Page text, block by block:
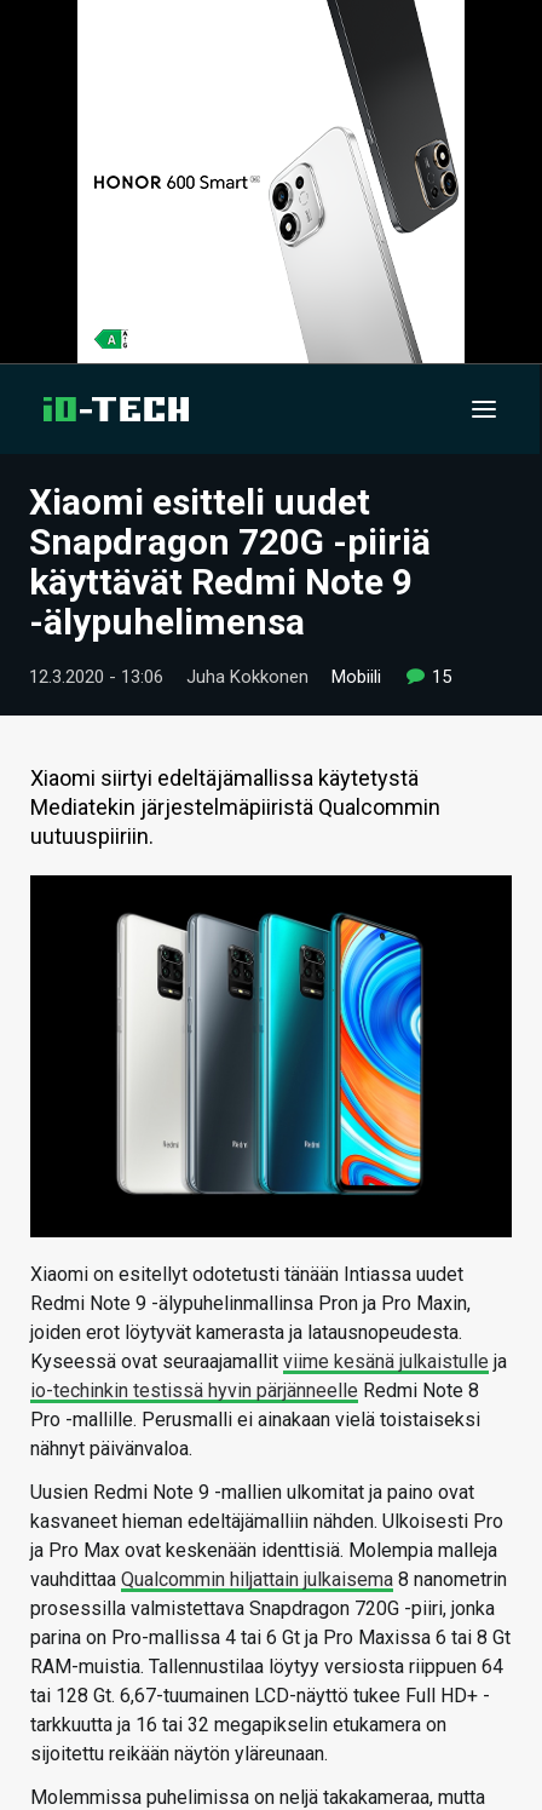
UUTISET
ARTIKKELIT
VIDEOT
TECHBBS
HINTA.FI
KAUPPA
VAIHDA TEEMA
Xiaomi esitteli uudet
Snapdragon 720G -piiriä
käyttävät Redmi Note 9
-älypuhelimensa
12.3.2020 - 13:06 Juha Kokkonen Mobiili 15
Xiaomi siirtyi edeltäjämallissa käytetystä
Mediatekin järjestelmäpiiristä Qualcommin
uutuuspiiriin.
Xiaomi on esitellyt odotetusti tänään Intiassa uudet
Redmi Note 9 -älypuhelinmallinsa Pron ja Pro Maxin,
joiden erot löytyvät kamerasta ja latausnopeudesta.
Kyseessä ovat seuraajamallit viime kesänä julkaistulle ja
io-techinkin testissä hyvin pärjänneelle Redmi Note 8
Pro -mallille. Perusmalli ei ainakaan vielä toistaiseksi
nähnyt päivänvaloa.
Uusien Redmi Note 9 -mallien ulkomitat ja paino ovat
kasvaneet hieman edeltäjämalliin nähden. Ulkoisesti Pro
ja Pro Max ovat keskenään identtisiä. Molempia malleja
vauhdittaa Qualcommin hiljattain julkaisema 8 nanometrin
prosessilla valmistettava Snapdragon 720G -piiri, jonka
parina on Pro-mallissa 4 tai 6 Gt ja Pro Maxissa 6 tai 8 Gt
RAM-muistia. Tallennustilaa löytyy versiosta riippuen 64
tai 128 Gt. 6,67-tuumainen LCD-näyttö tukee Full HD+ -
tarkkuutta ja 16 tai 32 megapikselin etukamera on
sijoitettu reikään näytön yläreunaan.
Molemmissa puhelimissa on neljä takakameraa, mutta